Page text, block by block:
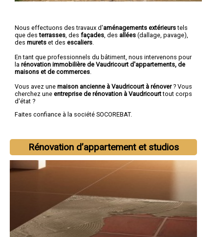
Nous effectuons des travaux d'aménagements extérieurstels
que desterrasses , des façades , des allées (dallage, pavage),
des murets et des escaliers
En tant que professionnels du bâtiment, nous intervenons pour
la rénovation immobilière de Vaudricourt d'appartements, de
maisons et de commerces
Vous avez une maison ancienne à Vaudricourt à rénover? Vous
cherchez une entreprise de rénovation à Vaudricourttout corps
d'état ?
Faites confiance à la société SOCOREBAT.
Rénovation d’appartement et studios